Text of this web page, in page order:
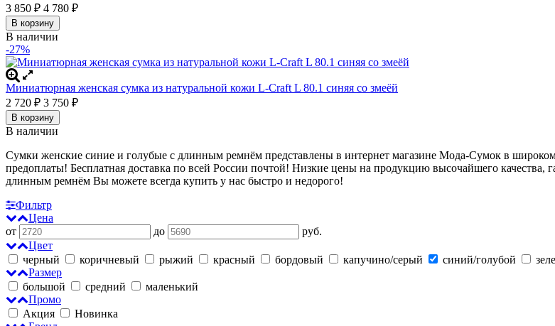
3 850 ₽ 4 780 ₽
В корзину
В наличии
-27%
Миниатюрная женская сумка из натуральной кожи L-Craft L 80.1 синяя со змеёй
2 720 ₽ 3 750 ₽
В корзину
В наличии
Сумки женские синие и голубые с длинным ремнём представлены в интернет магазине Мода-Сумок в
предоплаты! Бесплатная доставка по всей России почтой! Низкие цены на продукцию высочайшего
длинным ремнём Вы можете всегда купить у нас быстро и недорого!
Фильтр
Цена
от
до
руб.
Цвет
черный
коричневый рыжий красный бордовый капучино/серый синий/голубой
Размер
большой
средний
маленький
Промо
Акция
Новинка